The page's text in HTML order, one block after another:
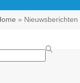
» Nieuwsberichten